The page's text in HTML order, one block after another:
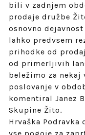
bili v zadnjem
prodaje družbe
osnovno
lahko predvsem
prihodke od
od primerljivih
beležimo za nekaj
poslovanje v
komentiral Janez
Skupine Žito.
Hrvaška